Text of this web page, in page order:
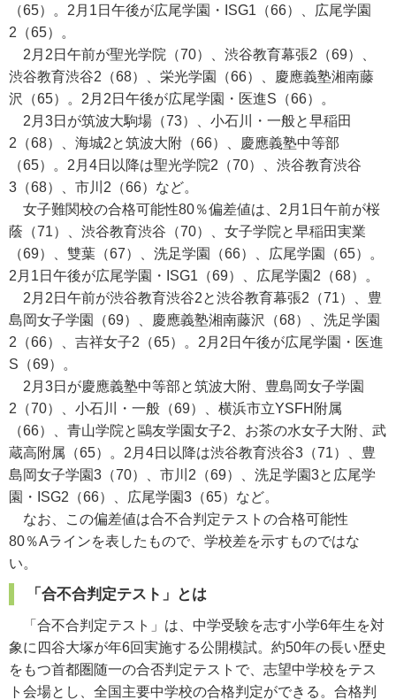
（65）。2月1日午後が広尾学園・ISG1（66）、広尾学園
2（65）。
2月2日午前が聖光学院（70）、渋谷教育幕張2（69）、
渋谷教育渋谷2（68）、栄光学園（66）、慶應義塾湘南藤
沢（65）。2月2日午後が広尾学園・医進S（66）。
2月3日が筑波大駒場（73）、小石川・一般と早稲田
2（68）、海城2と筑波大附（66）、慶應義塾中等部
（65）。2月4日以降は聖光学院2（70）、渋谷教育渋谷
3（68）、市川2（66）など。
女子難関校の合格可能性80％偏差値は、2月1日午前が桜
蔭（71）、渋谷教育渋谷（70）、女子学院と早稲田実業
（69）、雙葉（67）、洗足学園（66）、広尾学園（65）。
2月1日午後が広尾学園・ISG1（69）、広尾学園2（68）。
2月2日午前が渋谷教育渋谷2と渋谷教育幕張2（71）、豊
島岡女子学園（69）、慶應義塾湘南藤沢（68）、洗足学園
2（66）、吉祥女子2（65）。2月2日午後が広尾学園・医進
S（69）。
2月3日が慶應義塾中等部と筑波大附、豊島岡女子学園
2（70）、小石川・一般（69）、横浜市立YSFH附属
（66）、青山学院と鷗友学園女子2、お茶の水女子大附、武
蔵高附属（65）。2月4日以降は渋谷教育渋谷3（71）、豊
島岡女子学園3（70）、市川2（69）、洗足学園3と広尾学
園・ISG2（66）、広尾学園3（65）など。
なお、この偏差値は合不合判定テストの合格可能性
80％Aラインを表したもので、学校差を示すものではな
い。
「合不合判定テスト」とは
「合不合判定テスト」は、中学受験を志す小学6年生を対
象に四谷大塚が年6回実施する公開模試。約50年の長い歴史
をもつ首都圏随一の合否判定テストで、志望中学校をテス
ト会場とし、全国主要中学校の合格判定ができる。合格判